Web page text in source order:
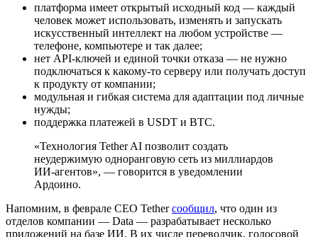
платформа имеет открытый исходный код — каждый
человек может использовать, изменять и запускать
искусственный интеллект на любом устройстве —
телефоне, компьютере и так далее;
нет API-ключей и единой точки отказа — не нужно
подключаться к какому-то серверу или получать доступ
к продукту от компании;
модульная и гибкая система для адаптации под личные
нужды;
поддержка платежей в USDT и BTC.
«Технология Tether AI позволит создать
неудержимую одноранговую сеть из миллиардов
ИИ-агентов», — говорится в уведомлении
Ардоино.
Напомним, в феврале CEO Tetherсообщил, что один из
отделов компании — Data — разрабатывает несколько
приложений на базе ИИ. В их числе переводчик, голосовой